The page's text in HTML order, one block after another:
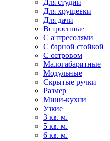
Для студии
Для хрущевки
Для дачи
Встроенные
С антресолями
С барной стойкой
С островом
Малогабаритные
Модульные
Скрытые ручки
Размер
Мини-кухни
Узкие
3 кв. м.
5 кв. м.
6 кв. м.